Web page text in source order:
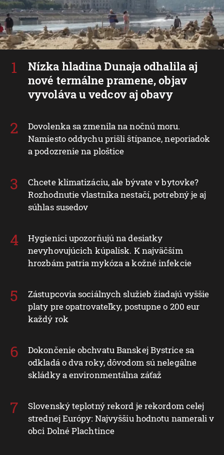
Nízka hladina Dunaja odhalila aj
nové termálne pramene, objav
vyvoláva u vedcov aj obavy
Dovolenka sa zmenila na nočnú moru.
Namiesto oddychu prišli štípance, neporiadok
a podozrenie na ploštice
Chcete klimatizáciu, ale bývate v bytovke?
Rozhodnutie vlastníka nestačí, potrebný je aj
súhlas susedov
Hygienici upozorňujú na desiatky
nevyhovujúcich kúpalísk. K najväčším
hrozbám patria mykóza a kožné infekcie
Zástupcovia sociálnych služieb žiadajú vyššie
platy pre opatrovateľky, postupne o 200 eur
každý rok
Dokončenie obchvatu Banskej Bystrice sa
odkladá o dva roky, dôvodom sú nelegálne
skládky a environmentálna záťaž
Slovenský teplotný rekord je rekordom celej
strednej Európy: Najvyššiu hodnotu namerali v
obci Dolné Plachtince